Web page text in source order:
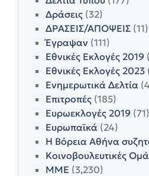
Δράσεις (32)
ΔΡΑΣΕΙΣ/ΑΠΟΨΕΙΣ (11)
Έγραψαν (111)
Εθνικές Εκλογές 2019
Εθνικές Εκλογές 2023
Ενημερωτικά Δελτία
Επιτροπές (185)
Ευρωεκλογές 2019 (71)
Ευρωπαϊκά (24)
Η Βόρεια Αθήνα
Κοινοβουλευτικές
ΜΜΕ (3,230)